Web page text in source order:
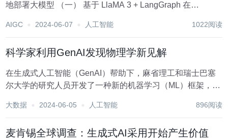
地部署大模型 （一） 基于 LlaMA 3 + LangGraph 在
在w...
AIGC 2024-06-07 人工智能 1022阅读
科学家利用GenAI发现物理学新见解
在生成式人工智能（GenAI）帮助下，麻省理工和瑞士巴塞
尔大学的研究人员开发了一种新的机器学习（ML）框架，可
《物理评论快报》上。 当水从液体转变为固体时，它经历了
大数据 2024-06-05 人工智能 896阅读
麦肯锡全球调查：生成式AI采用开始产生价值